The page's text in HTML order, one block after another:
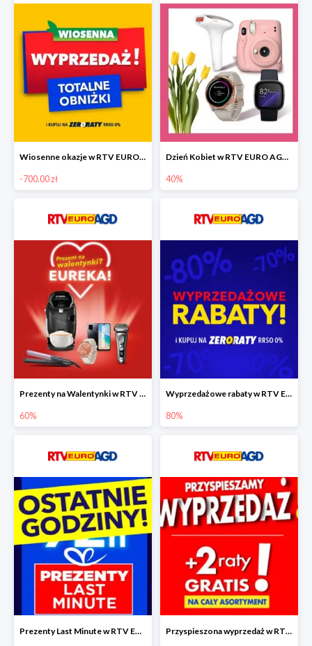
Wiosenne okazje w RTV EURO AGD do -700 zł
-700.00 zł
Dzień Kobiet w RTV EURO AGD do -40%
40%
Prezenty na Walentynki w RTV EURO AGD do -60%
60%
Wyprzedażowe rabaty w RTV EURO AGD do -80%
80%
Prezenty Last Minute w RTV EURO AGD do -50% Przyspieszona wyprzedaż w RTV EURO AGD do -40% - gwarancja dostawy przed Świętami